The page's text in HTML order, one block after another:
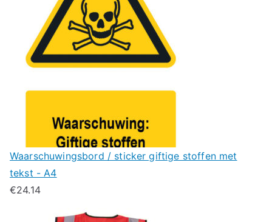
Waarschuwingsbord / sticker giftige stoffen met
tekst - A4
€24.14